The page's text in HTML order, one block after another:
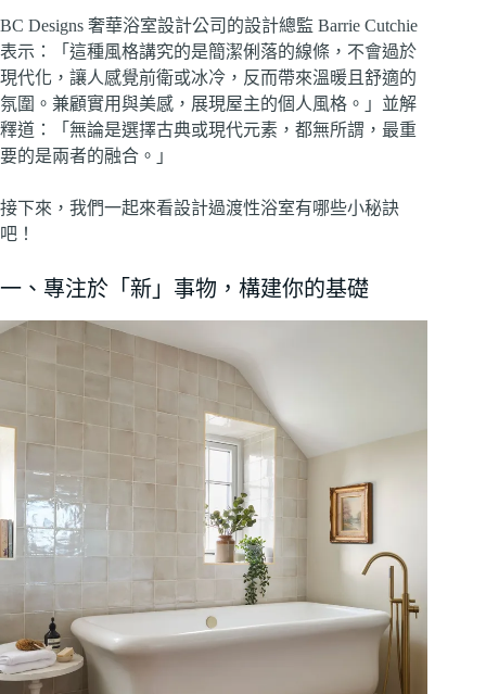
BC Designs 奢華浴室設計公司的設計總監 Barrie Cutchie
表示：「這種風格講究的是簡潔俐落的線條，不會過於
現代化，讓人感覺前衛或冰冷，反而帶來溫暖且舒適的
氛圍。兼顧實用與美感，展現屋主的個人風格。」並解
釋道：「無論是選擇古典或現代元素，都無所謂，最重
要的是兩者的融合。」
接下來，我們一起來看設計過渡性浴室有哪些小秘訣
吧！
一、專注於「新」事物，構建你的基礎